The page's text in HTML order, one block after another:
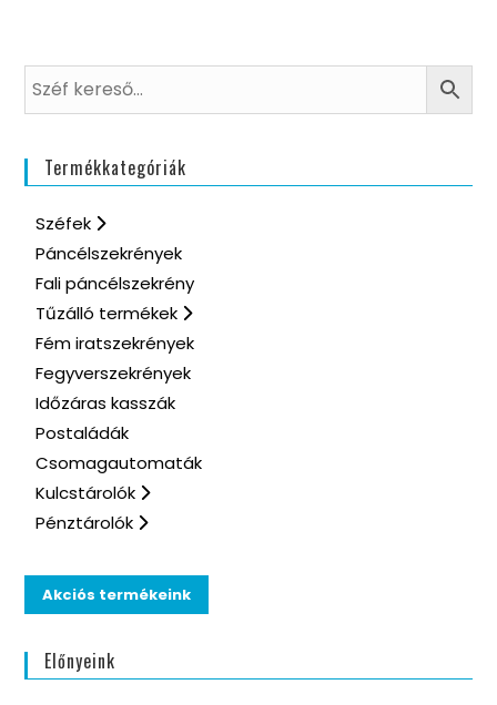
Termékkategóriák
Széfek
Páncélszekrények
Fali páncélszekrény
Tűzálló termékek
Fém iratszekrények
Fegyverszekrények
Időzáras kasszák
Postaládák
Csomagautomaták
Kulcstárolók
Pénztárolók
Akciós termékeink
Előnyeink